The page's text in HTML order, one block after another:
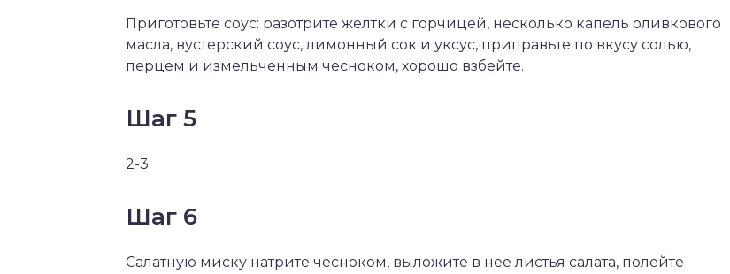
Приготовьте соус: разотрите желтки с горчицей, несколько капель оливкового
масла, вустерский соус, лимонный сок и уксус, приправьте по вкусу солью,
перцем и измельченным чесноком, хорошо взбейте.
Шаг 5
2-3.
Шаг 6
Салатную миску натрите чесноком, выложите в нее листья салата, полейте